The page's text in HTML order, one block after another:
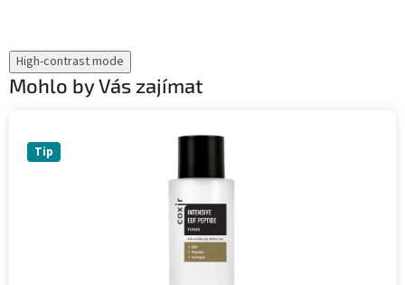
High-contrast mode
Mohlo by Vás zajímat
Tip